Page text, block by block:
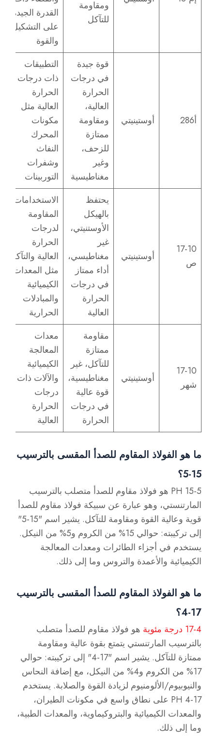
ومقاومة
للتآكل
القدرة الجيدة
على التشكيل
والقوة
أ286 أوستينيتي
قوة جيدة
في درجات
الحرارة
العالية،
ومقاومة
ممتازة
للزحف،
وغير
مغناطيسية
التطبيقات
ذات درجات
الحرارة
العالية مثل
مكونات
المحرك
النفاث
وشفرات
التوربينات
17-10
ص
أوستينيتي
يحتفظ
بالهيكل
الأوستنيتي،
غير
مغناطيسي،
أداء ممتاز
في درجات
الحرارة
العالية
الاستخدامات
المقاومة
لدرجات
الحرارة
العالية والتآكل
مثل المعدات
الكيميائية
والمبادلات
الحرارية
17-10
شهر
أوستينيتي
مقاومة
ممتازة
للتآكل، غير
مغناطيسية،
قوة عالية
في درجات
الحرارة
معدات
المعالجة
الكيميائية
والآلات ذات
درجات
الحرارة
العالية
ما هو الفولاذ المقاوم للصدأ المقسى بالترسيب
15-5؟
15-5 PH هو فولاذ مقاوم للصدأ متصلب بالترسيب
المارتنستي، وهو عبارة عن سبيكة فولاذ مقاوم للصدأ
قوية وعالية القوة ومقاومة للتآكل. يشير اسم "15-5"
إلى تركيبته: حوالي 15% من الكروم و5% من النيكل.
يستخدم في أجزاء الطائرات ومعدات المعالجة
الكيميائية والأعمدة والتروس وما إلى ذلك.
ما هو الفولاذ المقاوم للصدأ المقسى بالترسيب
17-4؟
17-4 درجة مئوية
هو فولاذ مقاوم للصدأ متصلب
بالترسيب المارتنستي يتمتع بقوة عالية ومقاومة
ممتازة للتآكل. يشير اسم "17-4" إلى تركيبته: حوالي
17% من الكروم و4% من النيكل، مع إضافة النحاس
والنيوبيوم/الألومنيوم لزيادة القوة والصلابة. يستخدم
17-4 PH على نطاق واسع في مكونات الطيران،
والمعدات الكيميائية والبتروكيماوية، والمعدات الطبية،
وما إلى ذلك.